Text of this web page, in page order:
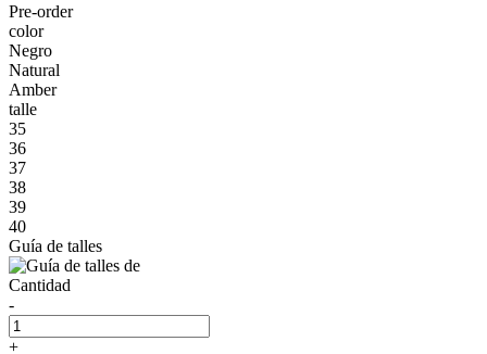
Pre-order
color
Negro
Natural
Amber
talle
35
36
37
38
39
40
Guía de talles
Cantidad
-
+